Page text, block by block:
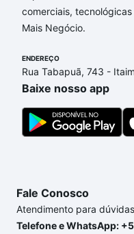
de financiamento
adequar ao seu
compra, veja em
um apartamento
e
o imóvel dos seus
conforto. Loft, com
comerciais,
Mais Negócio.
ENDEREÇO
Rua Tabapuã, 743 -
Baixe nosso app
Fale Conosco
Atendimento para
Telefone e WhatsApp: